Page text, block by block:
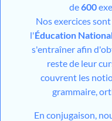
de600
Nos exercices
l'Éducation
s'entraîner afin
reste de leur
couvrent les
grammaire,
En conjugaison,